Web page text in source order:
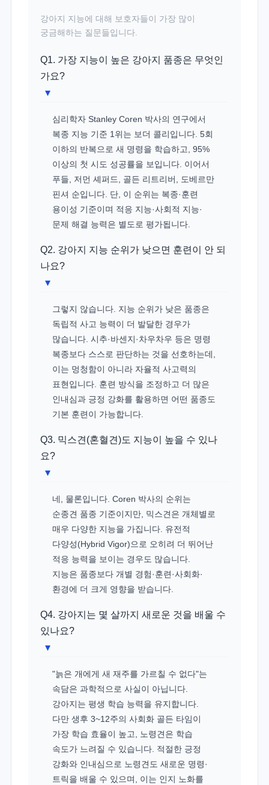
강아지 지능에 대해 보호자들이 가장 많이
궁금해하는 질문들입니다.
Q1. 가장 지능이 높은 강아지 품종은 무엇인
가요?
▾
심리학자 Stanley Coren 박사의 연구에서
복종 지능 기준 1위는 보더 콜리입니다. 5회
이하의 반복으로 새 명령을 학습하고, 95%
이상의 첫 시도 성공률을 보입니다. 이어서
푸들, 저먼 셰퍼드, 골든 리트리버, 도베르만
핀셔 순입니다. 단, 이 순위는 복종·훈련
용이성 기준이며 적응 지능·사회적 지능·
문제 해결 능력은 별도로 평가됩니다.
Q2. 강아지 지능 순위가 낮으면 훈련이 안 되
나요?
▾
그렇지 않습니다. 지능 순위가 낮은 품종은
독립적 사고 능력이 더 발달한 경우가
많습니다. 시추·바센지·차우차우 등은 명령
복종보다 스스로 판단하는 것을 선호하는데,
이는 멍청함이 아니라 자율적 사고력의
표현입니다. 훈련 방식을 조정하고 더 많은
인내심과 긍정 강화를 활용하면 어떤 품종도
기본 훈련이 가능합니다.
Q3. 믹스견(혼혈견)도 지능이 높을 수 있나
요?
▾
네, 물론입니다. Coren 박사의 순위는
순종견 품종 기준이지만, 믹스견은 개체별로
매우 다양한 지능을 가집니다. 유전적
다양성(Hybrid Vigor)으로 오히려 더 뛰어난
적응 능력을 보이는 경우도 많습니다.
지능은 품종보다 개별 경험·훈련·사회화·
환경에 더 크게 영향을 받습니다.
Q4. 강아지는 몇 살까지 새로운 것을 배울 수
있나요?
▾
"늙은 개에게 새 재주를 가르칠 수 없다"는
속담은 과학적으로 사실이 아닙니다.
강아지는 평생 학습 능력을 유지합니다.
다만 생후 3~12주의 사회화 골든 타임이
가장 학습 효율이 높고, 노령견은 학습
속도가 느려질 수 있습니다. 적절한 긍정
강화와 인내심으로 노령견도 새로운 명령·
트릭을 배울 수 있으며, 이는 인지 노화를